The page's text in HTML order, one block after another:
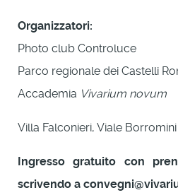
Organizzatori:
Photo club Controluce
Parco regionale dei Castelli
Accademia Vivarium novum
Villa Falconieri, Viale Borromini
Ingresso gratuito con
scrivendo a